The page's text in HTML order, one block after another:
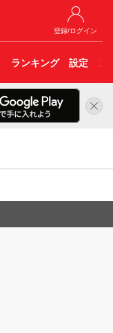
登録/ログイン
ランキング 設定 こ